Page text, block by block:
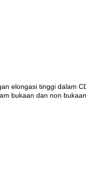
elongasi tinggi dalam
bukaan dan non